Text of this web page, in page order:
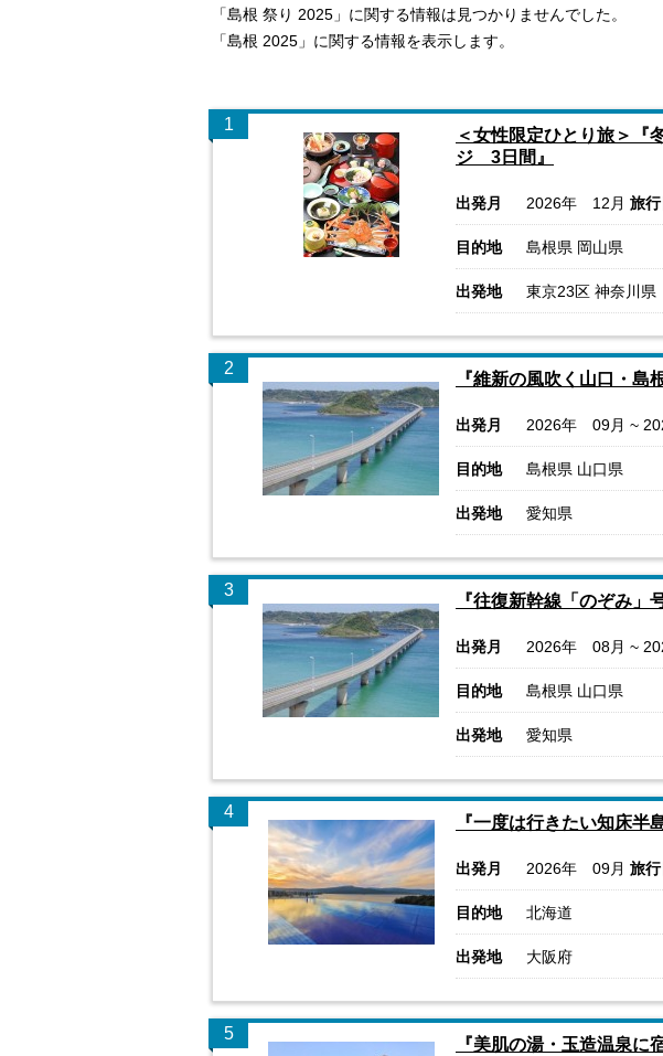
「島根 祭り 2025」に関する情報は見つかりませんでした。
「島根 2025」に関する情報を表示します。
1
＜女性限定ひとり旅＞
ジ 3日間』
出発月 2026年 12月 旅
目的地 島根県 岡山県
出発地 東京23区 神奈川県
2
『維新の風吹く山口・島
出発月 2026年 09月 ~
目的地 島根県 山口県
出発地 愛知県
3
『往復新幹線「のぞみ
出発月 2026年 08月 ~
目的地 島根県 山口県
出発地 愛知県
4
『一度は行きたい知床半
出発月 2026年 09月 旅
目的地 北海道
出発地 大阪府
5
『美肌の湯・玉造温泉